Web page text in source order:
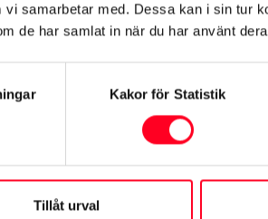
samarbetar med. Dessa kan i sin tur
de har samlat in när du har använt
Kakor för Statistik
Tillåt urval
Long 75 kWh